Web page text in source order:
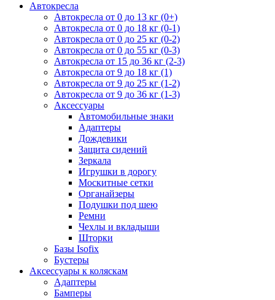
Автокресла
Автокресла от 0 до 13 кг (0+)
Автокресла от 0 до 18 кг (0-1)
Автокресла от 0 до 25 кг (0-2)
Автокресла от 0 до 55 кг (0-3)
Автокресла от 15 до 36 кг (2-3)
Автокресла от 9 до 18 кг (1)
Автокресла от 9 до 25 кг (1-2)
Автокресла от 9 до 36 кг (1-3)
Аксессуары
Автомобильные знаки
Адаптеры
Дождевики
Защита сидений
Зеркала
Игрушки в дорогу
Москитные сетки
Органайзеры
Подушки под шею
Ремни
Чехлы и вкладыши
Шторки
Базы Isofix
Бустеры
Аксессуары к коляскам
Адаптеры
Бамперы